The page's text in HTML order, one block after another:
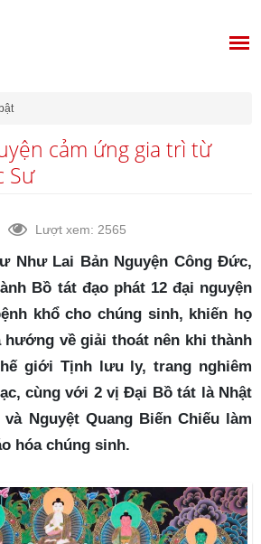
cảm ứng gia trì từ
Sư
Lượt xem: 2565
Như Lai Bản Nguyện Công Đức,
Bồ tát đạo phát 12 đại nguyện
khổ cho chúng sinh, khiến họ
hướng về giải thoát nên khi thành
giới Tịnh lưu ly, trang nghiêm
cùng với 2 vị Đại Bồ tát là Nhật
Nguyệt Quang Biến Chiếu làm
hóa chúng sinh.